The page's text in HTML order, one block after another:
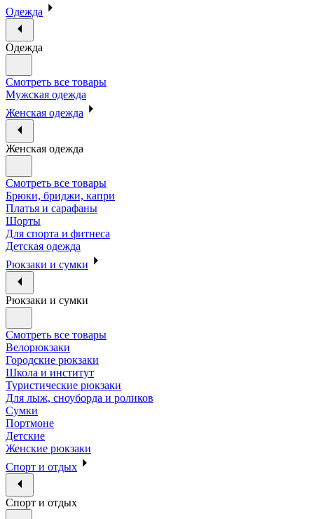
Одежда
Одежда
Смотреть все товары
Мужская одежда
Женская одежда
Женская одежда
Смотреть все товары
Брюки, бриджи, капри
Платья и сарафаны
Шорты
Для спорта и фитнеса
Детская одежда
Рюкзаки и сумки
Рюкзаки и сумки
Смотреть все товары
Велорюкзаки
Городские рюкзаки
Школа и институт
Туристические рюкзаки
Для лыж, сноуборда и роликов
Сумки
Портмоне
Детские
Женские рюкзаки
Спорт и отдых
Спорт и отдых